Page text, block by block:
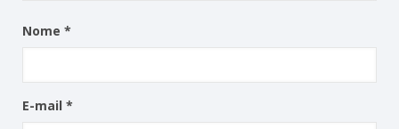
Nome *
E-mail *